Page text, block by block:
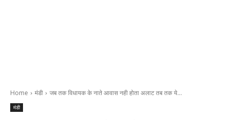
Home मंडी जब तक विधायक के नाते आवास नही होता अलाट तब तक ये...
मंडी